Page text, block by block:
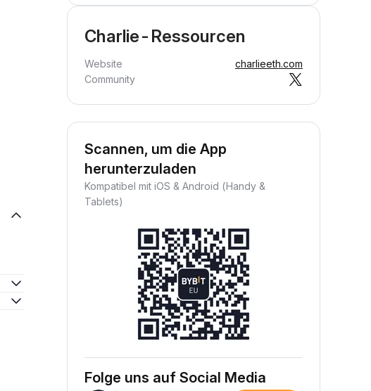
Charlie-Ressourcen
Website
charlieeth.com
Community
Scannen, um die App
herunterzuladen
Kompatibel mit iOS & Android (Handy &
Tablets)
Folge uns auf Social Media